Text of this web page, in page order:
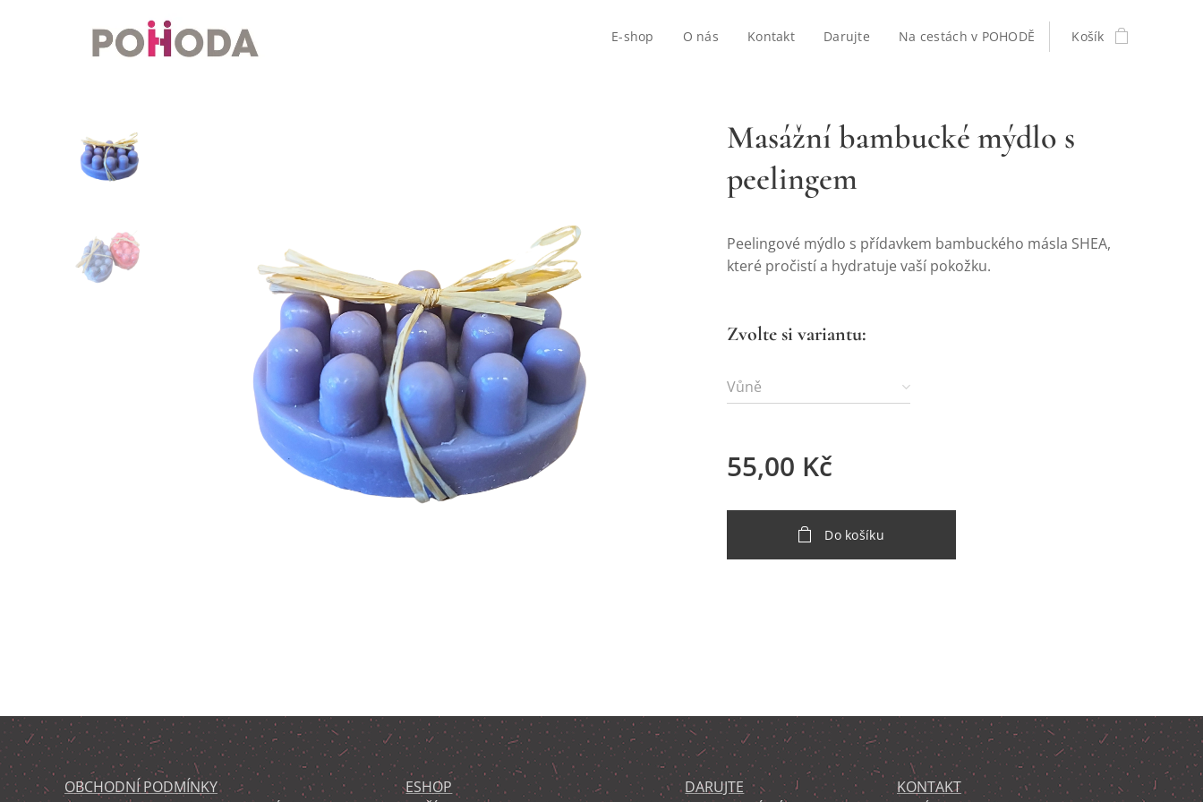
E-shop O nás Kontakt Darujte Na cestách v POHODĚ Košík
Masážní bambucké mýdlo s
peelingem
Peelingové mýdlo s přídavkem bambuckého másla SHEA,
které pročistí a hydratuje vaší pokožku.
Zvolte si variantu:
Vůně
55,00 Kč
Do košíku
OBCHODNÍ PODMÍNKY
ESHOP
DARUJTE
KONTAKT